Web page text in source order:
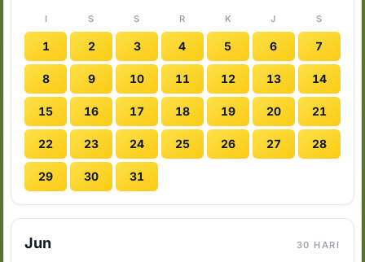
I S S R K J S
1 2 3 4 5 6 7
8 9 10 11 12 13 14
15 16 17 18 19 20 21
22 23 24 25 26 27 28
29 30 31
Jun 30 HARI